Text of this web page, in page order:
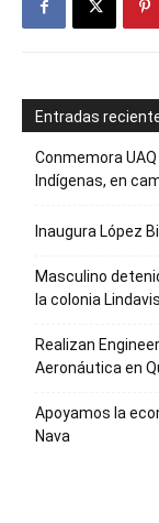
Entradas
Conmemora
Indígenas, en
Inaugura López
Masculino
la colonia
Realizan
Aeronáutica en
Apoyamos la
Nava